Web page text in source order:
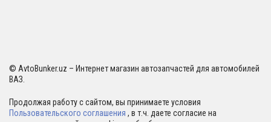
© AvtoBunker.uz – Интернет магазин автозапчастей для автомобилей
ВАЗ.
Продолжая работу с сайтом, вы принимаете условия
Пользовательского соглашения , в т.ч. даете согласие на